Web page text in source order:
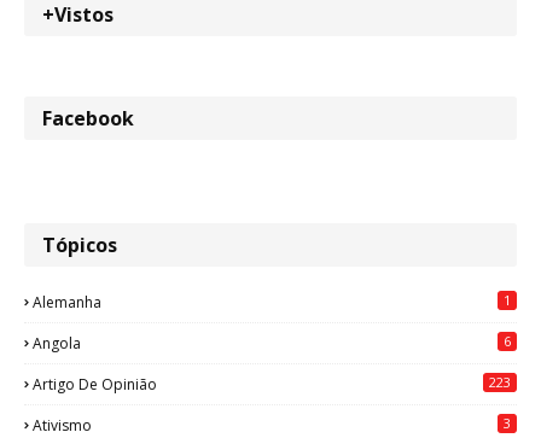
+Vistos
Facebook
Tópicos
Alemanha 1
Angola 6
Artigo De Opinião 223
Ativismo 3